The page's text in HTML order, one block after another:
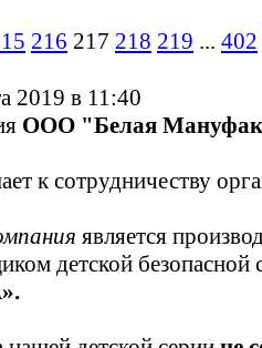
216 217 218 219 ... 402
2019 в 11:40
ООО "Белая
к сотрудничеству
является
детской безопасной